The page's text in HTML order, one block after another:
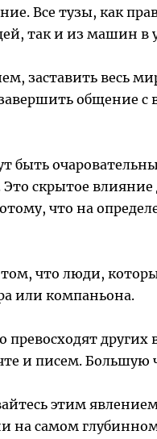
Все тузы, как
так и из машин в
заставить весь
общение
быть
скрытое
что на
том, что люди,
или компаньона.
превосходят
и писем.
этим
на самом